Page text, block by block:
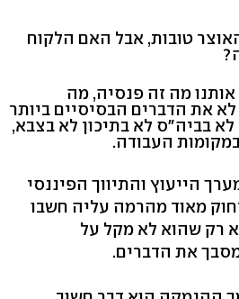
טובות, אבל האם הלקוח
מה זה פנסיה, מה
את הדברים הבסיסיים ביותר
לא בביה"ס לא בתיכון לא בצבא,
העבודה.
הייעוץ והתיווך הפיננסי
מאוד מהרמה עליה חשבו
רק שהוא לא מקל על
את הדברים.